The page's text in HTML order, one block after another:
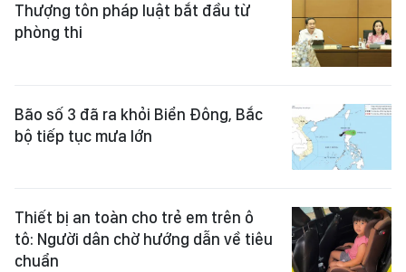
Thượng tôn pháp luật bắt đầu từ
phòng thi
Bão số 3 đã ra khỏi Biển Đông, Bắc
bộ tiếp tục mưa lớn
Thiết bị an toàn cho trẻ em trên ô
tô: Người dân chờ hướng dẫn về tiêu
chuẩn